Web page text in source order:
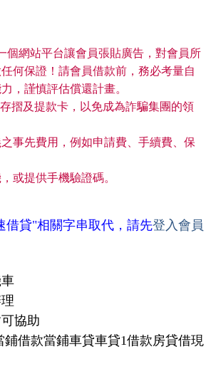
個網站平台讓會員張貼廣告，對會員所
何保證！請會員借款前，務必考量自
，謹慎評估償還計畫。
摺及提款卡，以免成為詐騙集團的領
事先費用，例如申請費、手續費、保
或提供手機驗證碼。
借貸"相關字串取代，請先登入會員
協助
借款當鋪車貸車貸1借款房貸借現